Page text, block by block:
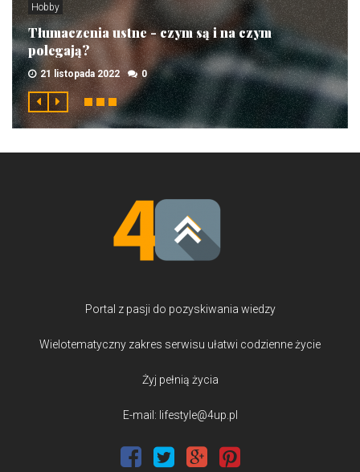
Hobby
Tłumaczenia ustne - czym są i na czym
polegają?
21 listopada 2022 0
Portal z pasji do pozyskiwania wiedzy
Wielotematyczny zakres serwisu ułatwi codzienne życie
Żyj pełnią życia
E-mail: lifestyle@4up.pl